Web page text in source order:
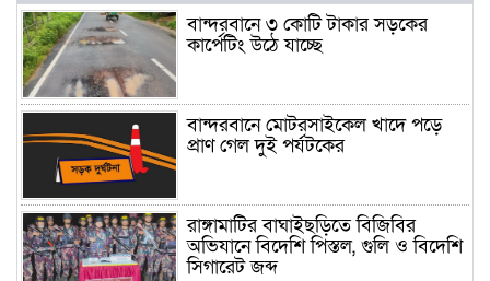
বান্দরবানে ৩ কোটি টাকার সড়কের
কার্পেটিং উঠে যাচ্ছে
বান্দরবানে মোটরসাইকেল খাদে পড়ে
প্রাণ গেল দুই পর্যটকের
রাঙ্গামাটির বাঘাইছড়িতে বিজিবির
অভিযানে বিদেশি পিস্তল, গুলি ও বিদেশি
সিগারেট জব্দ